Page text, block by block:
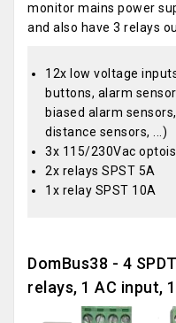
monitor mains power
and also have 3 relays
12x low voltage
buttons, alarm
biased alarm
distance sensors, ...)
3x 115/230Vac
2x relays SPST 5A
1x relay SPST 10A
DomBus38 - 4
relays, 1 AC input,